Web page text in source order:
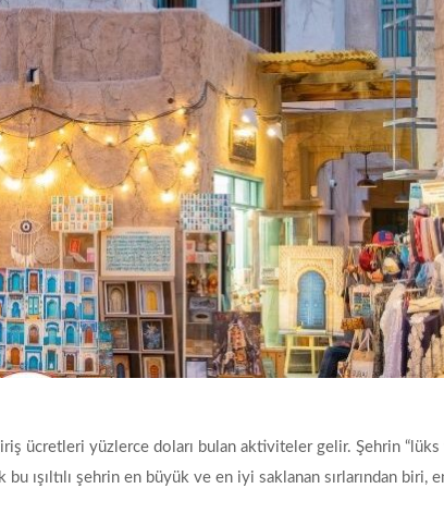
yüzlerce doları bulan aktiviteler gelir. Şehrin “lüks
ışıltılı şehrin en büyük ve en iyi saklanan sırlarından